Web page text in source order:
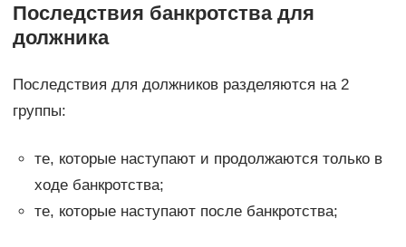
Последствия банкротства для
должника
Последствия для должников разделяются на 2
группы:
те, которые наступают и продолжаются только в
ходе банкротства;
те, которые наступают после банкротства;